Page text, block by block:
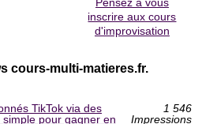
inscrire aux cours
d'improvisation
cours-multi-matieres.fr.
TikTok via des
pour gagner en
1 546
Impressions